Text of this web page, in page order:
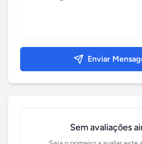
Enviar
Sem avaliações